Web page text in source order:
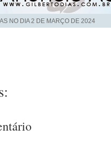
NO DIA2 DE MARÇO DE 2024